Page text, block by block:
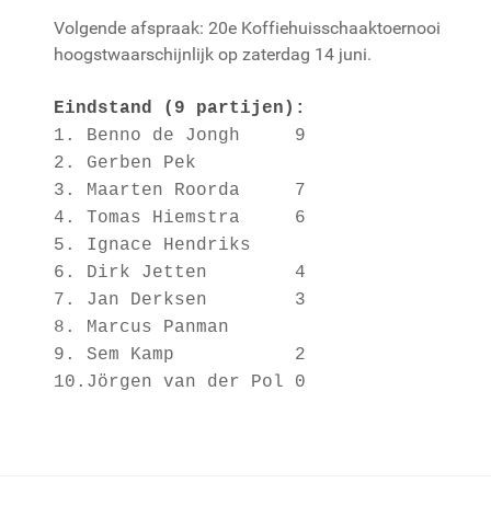
Volgende afspraak: 20e Koffiehuisschaaktoernooi
hoogstwaarschijnlijk op zaterdag 14 juni.
Eindstand (9 partijen) :
1. Benno de Jongh 9
2. Gerben Pek
3. Maarten Roorda 7
4. Tomas Hiemstra 6
5. Ignace Hendriks
6. Dirk Jetten 4
7. Jan Derksen 3
8. Marcus Panman
9. Sem Kamp 2
10.Jörgen van der Pol 0